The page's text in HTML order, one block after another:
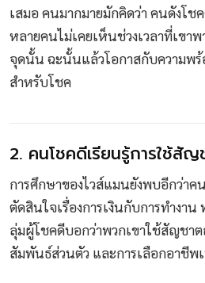
เสมอ คนมากมายมักคิดว่า คนดังโช
หลายคนไม่เคยเห็นช่วงเวลาที่เขา
จุดนั้น ฉะนั้นแล้วโอกาสกับความพ
สำหรับโชค
2. คนโชคดีเรียนรู้การใช้สั
การศึกษาของไวส์แมนยังพบอีกว่าค
ตัดสินใจเรื่องการเงินกับการทำงา
ลุ่มผู้โชคดีบอกว่าพวกเขาใช้สัญชา
สัมพันธ์ส่วนตัว และการเลือกอาชีพ